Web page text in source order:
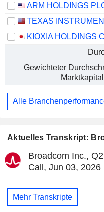
Aktuelles Transkript:
Broadcom Inc.,
Call, Jun 03, 2026
Mehr Transkripte
ARM HOLDINGS
Gewichteter
Alle